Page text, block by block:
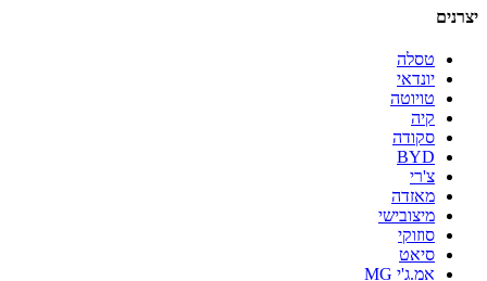
יצרנים
טסלה
יונדאי
טויוטה
קיה
סקודה
BYD
צ'רי
מאזדה
מיצובישי
סוזוקי
סיאט
אמ.ג'י MG